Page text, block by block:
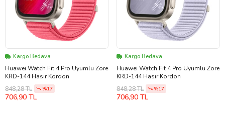
Kargo Bedava
Huawei Watch Fit 4 Pro Uyumlu Zore
KRD-144 Hasır Kordon
848,28 TL
%17
706,90 TL
Kargo Bedava
Huawei Watch Fit 4 Pro Uyumlu Zore
KRD-144 Hasır Kordon
848,28 TL
%17
706,90 TL